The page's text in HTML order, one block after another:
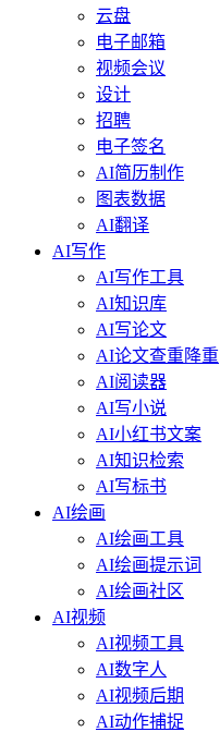
云盘
电子邮箱
视频会议
设计
招聘
电子签名
AI简历制作
图表数据
AI翻译
AI写作
AI写作工具
AI知识库
AI写论文
AI论文查重降重
AI阅读器
AI写小说
AI小红书文案
AI知识检索
AI写标书
AI绘画
AI绘画工具
AI绘画提示词
AI绘画社区
AI视频
AI视频工具
AI数字人
AI视频后期
AI动作捕捉